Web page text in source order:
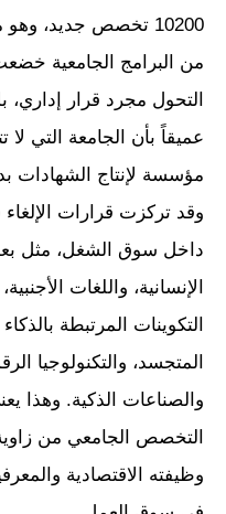
من البرامج الجامعية
التحول مجرد قرار إداري،
عميقاً بأن الجامعة التي
مؤسسة لإنتاج الشهادات
وقد تركزت قرارات
داخل سوق الشغل، مثل
الإنسانية، واللغات
التكوينات المرتبطة
المتجسد، والتكنولوجيا
والصناعات الذكية. وهذا
التخصص الجامعي من
وظيفته الاقتصادية